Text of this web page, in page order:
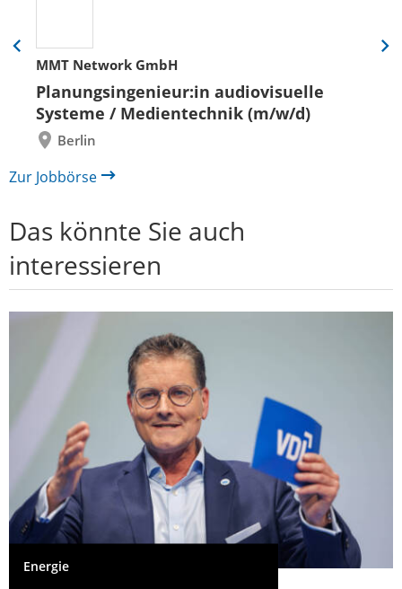
MMT Network GmbH
Planungsingenieur:in audiovisuelle
Systeme / Medientechnik (m/w/d)
Berlin
Eine
Folie
zurück
Eine
Zur Jobbörse
Das könnte Sie auch
interessieren
Energie